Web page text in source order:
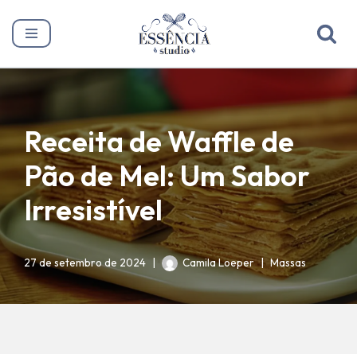
Pular
Receita de Waffle de
Pão de Mel: Um Sabor
Irresistível
27 de setembro de 2024 Camila Loeper Massas